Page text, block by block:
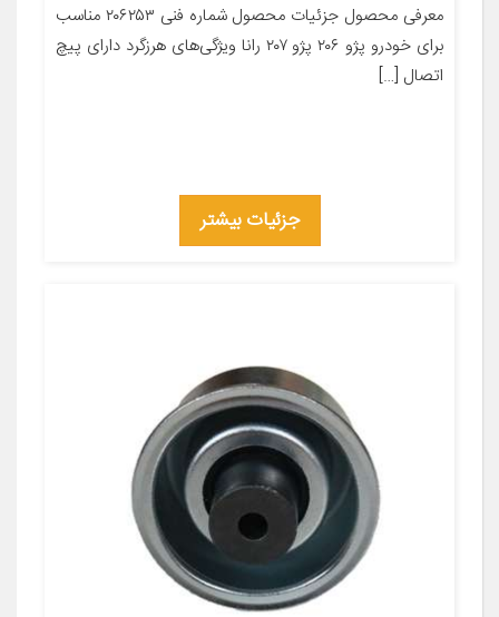
معرفی محصول جزئیات محصول شماره فنی ۲۰۶۲۵۳ مناسب
برای خودرو پژو ۲۰۶ پژو ۲۰۷ رانا ویژگی‌های هرزگرد دارای پیچ
اتصال […]
جزئیات بیشتر